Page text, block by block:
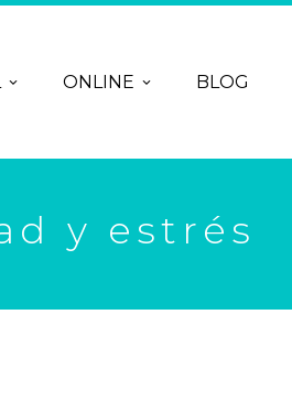
ONLINE BLOG
y estrés